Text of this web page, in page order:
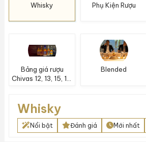
Whisky Phụ Kiện Rượu
Bảng giá rượu
Chivas 12, 13, 15, 18,
Blended
Whisky
Nổi bật Đánh giá Mới nhất